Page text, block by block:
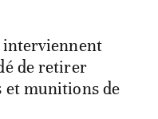
interviennent
de retirer
et munitions de